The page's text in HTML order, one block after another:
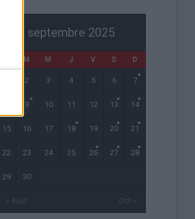
septembre 2025
M M J V S D
« Août Oct »
2 3 4 5 6 7
9 10 11 12 13 14
15 16 17 18 19 20 21
22 23 24 25 26 27 28
29 30